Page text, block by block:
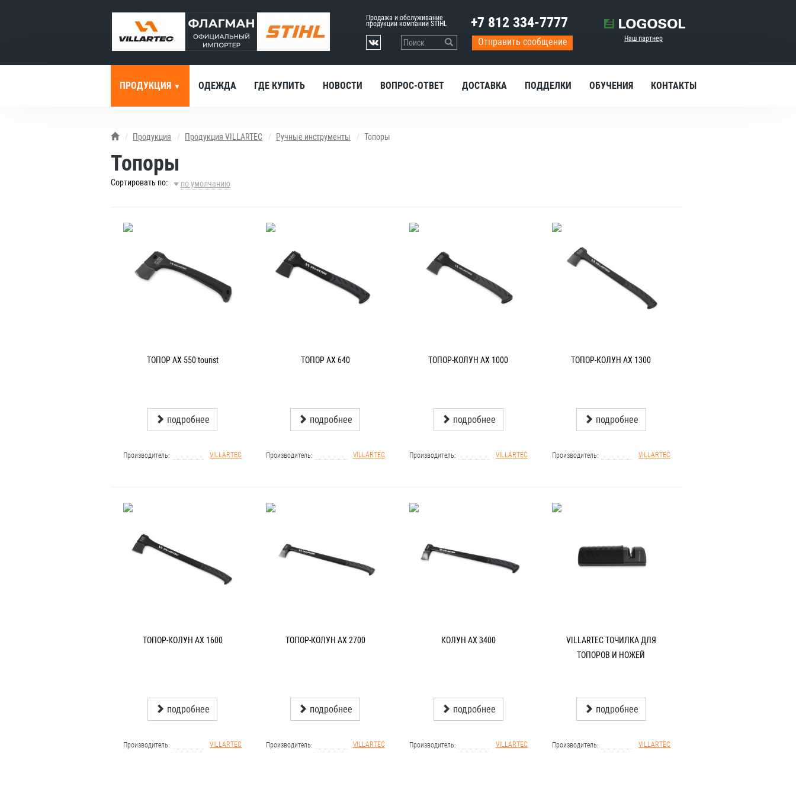
Продажа и обслуживание
продукции компании STIHL +7 812 334-7777
Отправить сообщение Наш партнер
ПРОДУКЦИЯ ОДЕЖДА ГДЕ КУПИТЬ НОВОСТИ ВОПРОС-ОТВЕТ ДОСТАВКА ПОДДЕЛКИ ОБУЧЕНИЯ КОНТАКТЫ
Продукция Продукция VILLARTEC Ручные инструменты Топоры
Топоры
Сортировать по: по умолчанию
ТОПОР AX 550 tourist
подробнее
Производитель VILLARTEC
ТОПОР AX 640
подробнее
Производитель VILLARTEC
ТОПОР-КОЛУН AX 1000
подробнее
Производитель VILLARTEC
ТОПОР-КОЛУН AX 1300
подробнее
Производитель VILLARTEC
ТОПОР-КОЛУН AX 1600
подробнее
Производитель VILLARTEC
ТОПОР-КОЛУН AX 2700
подробнее
Производитель VILLARTEC
КОЛУН AX 3400
подробнее
Производитель VILLARTEC
VILLARTEC ТОЧИЛКА ДЛЯ
ТОПОРОВ И НОЖЕЙ
подробнее
Производитель VILLARTEC